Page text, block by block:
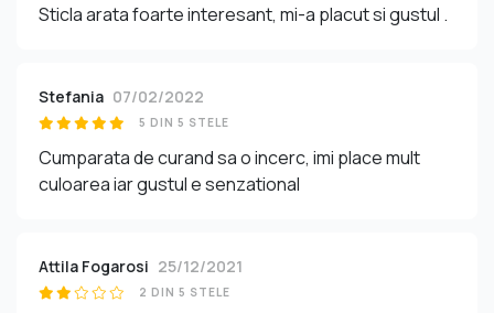
Sticla arata foarte interesant, mi-a placut si gustul .
Stefania 07/02/2022
5 DIN 5 STELE
Cumparata de curand sa o incerc, imi place mult
culoarea iar gustul e senzational
Attila Fogarosi 25/12/2021
2 DIN 5 STELE